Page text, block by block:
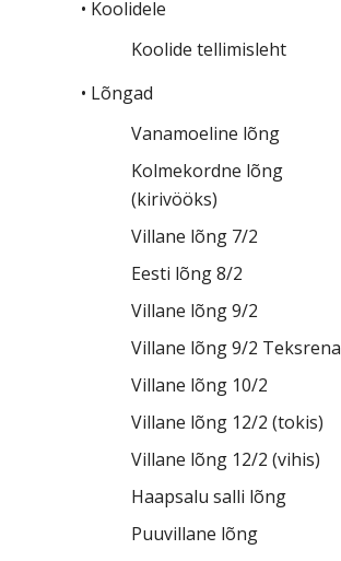
• Koolidele
Koolide tellimisleht
• Lõngad
Vanamoeline lõng
Kolmekordne lõng
(kirivööks)
Villane lõng 7/2
Eesti lõng 8/2
Villane lõng 9/2
Villane lõng 9/2 Teksrena
Villane lõng 10/2
Villane lõng 12/2 (tokis)
Villane lõng 12/2 (vihis)
Haapsalu salli lõng
Puuvillane lõng